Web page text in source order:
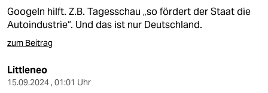
Googeln hilft. Z.B. Tagesschau „so fördert der Staat die
Autoindustrie“. Und das ist nur Deutschland.
zum Beitrag
Littleneo
15.09.2024 , 01:01 Uhr